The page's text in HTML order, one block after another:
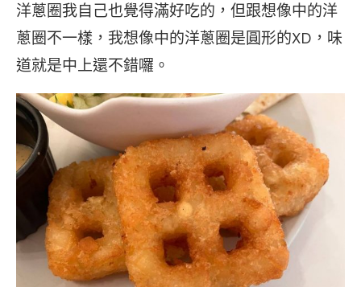
洋蔥圈我自己也覺得滿好吃的，但跟想像中的洋
蔥圈不一樣，我想像中的洋蔥圈是圓形的XD，味
道就是中上還不錯囉。